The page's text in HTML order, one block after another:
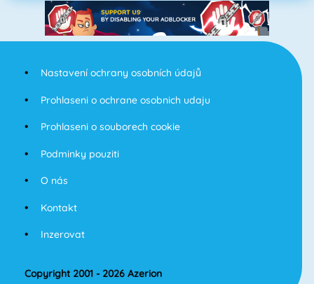
Nastavení ochrany osobních údajů
Prohlaseni o ochrane osobnich udaju
Prohlaseni o souborech cookie
Podminky pouziti
O nás
Kontakt
Inzerovat
Copyright 2001 - 2026 Azerion